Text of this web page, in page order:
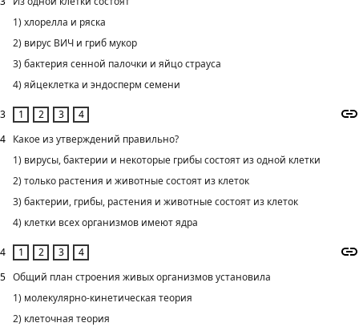
3
1) хлорелла и ряска
2) вирус ВИЧ и гриб мукор
3) бактерия сенной палочки и яйцо страуса
4) яйцеклетка и эндосперм семени
4
4
Какое из утверждений правильно?
1) вирусы, бактерии и некоторые грибы состоят из одной клетки
2) только растения и животные состоят из клеток
3) бактерии, грибы, растения и животные состоят из клеток
4) клетки всех организмов имеют ядра
5 Общий план строения живых организмов установила
1) молекулярно-кинетическая теория
2) клеточная теория